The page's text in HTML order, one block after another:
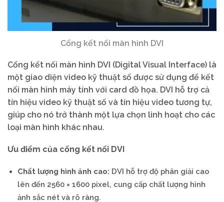
Cổng kết nối màn hình DVI
Cổng kết nối màn hình DVI (Digital Visual Interface) là
một giao diện video kỹ thuật số được sử dụng để kết
nối màn hình máy tính với card đồ họa. DVI hỗ trợ cả
tín hiệu video kỹ thuật số và tín hiệu video tương tự,
giúp cho nó trở thành một lựa chọn linh hoạt cho các
loại màn hình khác nhau.
Ưu điểm của cổng kết nối DVI
Chất lượng hình ảnh cao: DVI hỗ trợ độ phân giải cao
lên đến 2560 × 1600 pixel, cung cấp chất lượng hình
ảnh sắc nét và rõ ràng.